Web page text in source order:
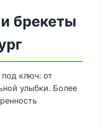
брекеты
ключ: от
улыбки. Более